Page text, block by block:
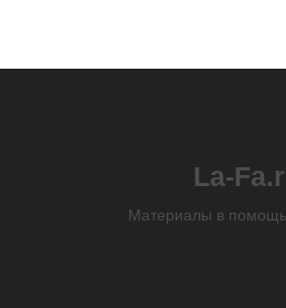
La-
Материалы в помощь